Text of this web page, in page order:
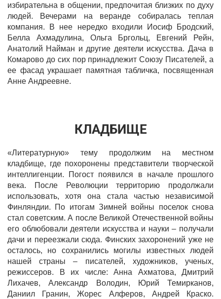
избирательна в общении, предпочитая близких по духу
людей. Вечерами на веранде собиралась теплая
компания. В нее нередко входили Иосиф Бродский,
Белла Ахмадулина, Ольга Бргольц, Евгений Рейн,
Анатолий Найман и другие деятели искусства. Дача в
Комарово до сих пор принадлежит Союзу Писателей, а
ее фасад украшает памятная табличка, посвященная
Анне Андреевне.
КЛАДБИЩЕ
«Литературную» тему продолжим на местном
кладбище, где похоронены представители творческой
интеллигенции. Погост появился в начале прошлого
века. После Революции территорию продолжали
использовать, хотя она стала частью независимой
Финляндии. По итогам Зимней войны поселок снова
стал советским. А после Великой Отечественной войны
его облюбовали деятели искусства и науки – получали
дачи и переезжали сюда. Финских захоронений уже не
осталось, но сохранились могилы известных людей
нашей страны – писателей, художников, ученых,
режиссеров. В их числе: Анна Ахматова, Дмитрий
Лихачев, Александр Володин, Юрий Темирканов,
Даниил Гранин, Жорес Алферов, Андрей Краско.